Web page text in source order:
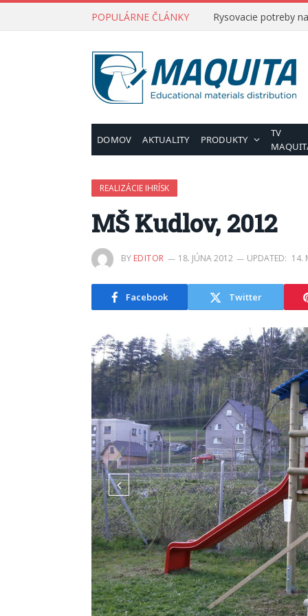
POPULÁRNE ČLÁNKY Rysovacie potreby
DOMOV AKTUALITY PRODUKTY
TV
REALIZÁCIE IHRÍSK
MŠ Kudlov, 2012
BY EDITOR 18. JÚNA 2012 UPDATED: 14.
Facebook Twitter